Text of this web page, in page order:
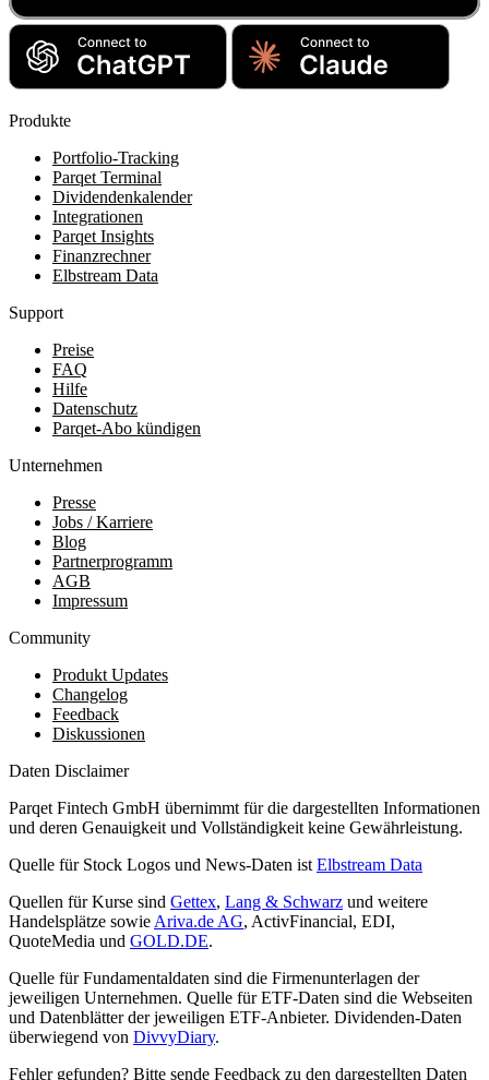
Produkte
Portfolio-Tracking
Parqet Terminal
Dividendenkalender
Integrationen
Parqet Insights
Finanzrechner
Elbstream Data
Support
Preise
FAQ
Hilfe
Datenschutz
Parqet-Abo kündigen
Unternehmen
Presse
Jobs / Karriere
Blog
Partnerprogramm
AGB
Impressum
Community
Produkt Updates
Changelog
Feedback
Diskussionen
Daten Disclaimer
Parqet Fintech GmbH übernimmt für die dargestellten Informationen
und deren Genauigkeit und Vollständigkeit keine Gewährleistung.
Quelle für Stock Logos und News-Daten ist Elbstream Data
Quellen für Kurse sind Gettex, Lang & Schwarz und weitere
Handelsplätze sowie Ariva.de AG, ActivFinancial, EDI,
QuoteMedia und GOLD.DE.
Quelle für Fundamentaldaten sind die Firmenunterlagen der
jeweiligen Unternehmen. Quelle für ETF-Daten sind die Webseiten
und Datenblätter der jeweiligen ETF-Anbieter. Dividenden-Daten
überwiegend von DivvyDiary.
Fehler gefunden? Bitte sende Feedback zu den dargestellten Daten